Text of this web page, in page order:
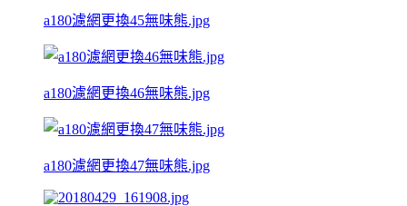
a180濾網更換45無味熊.jpg
a180濾網更換46無味熊.jpg
a180濾網更換47無味熊.jpg